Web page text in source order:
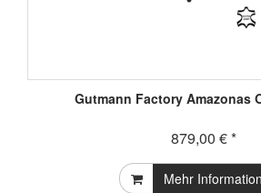
Gutmann Factory Amazonas
879,00 € *
Mehr